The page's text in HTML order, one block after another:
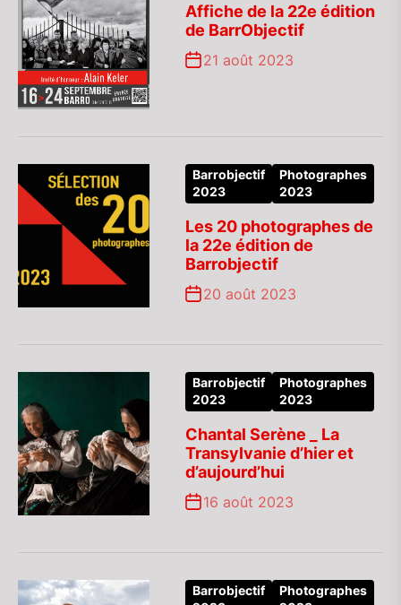
Affiche de la 22e édition
de BarrObjectif
21 août 2023
Barrobjectif
2023
Photographes
2023
Les 20 photographes de
la 22e édition de
Barrobjectif
20 août 2023
Barrobjectif
2023
Photographes
2023
Chantal Serène _ La
Transylvanie d’hier et
d’aujourd’hui
16 août 2023
Barrobjectif
Photographes